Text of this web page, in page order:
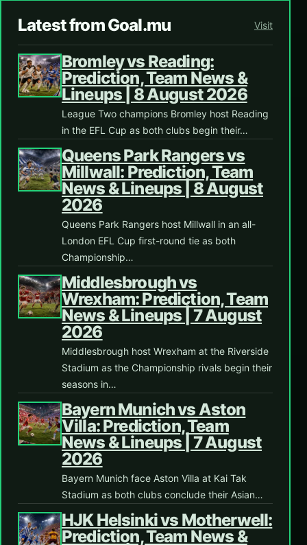
Latest from Goal.mu Visit
Bromley vs Reading:
Prediction, Team News &
Lineups | 8 August 2026
League Two champions Bromley host Reading
in the EFL Cup as both clubs begin their…
Queens Park Rangers vs
Millwall: Prediction, Team
News & Lineups | 8 August
2026
Queens Park Rangers host Millwall in an all-
London EFL Cup first-round tie as both
Championship…
Middlesbrough vs
Wrexham: Prediction, Team
News & Lineups | 7 August
2026
Middlesbrough host Wrexham at the Riverside
Stadium as the Championship rivals begin their
seasons in…
Bayern Munich vs Aston
Villa: Prediction, Team
News & Lineups | 7 August
2026
Bayern Munich face Aston Villa at Kai Tak
Stadium as both clubs conclude their Asian…
HJK Helsinki vs Motherwell:
Prediction, Team News &